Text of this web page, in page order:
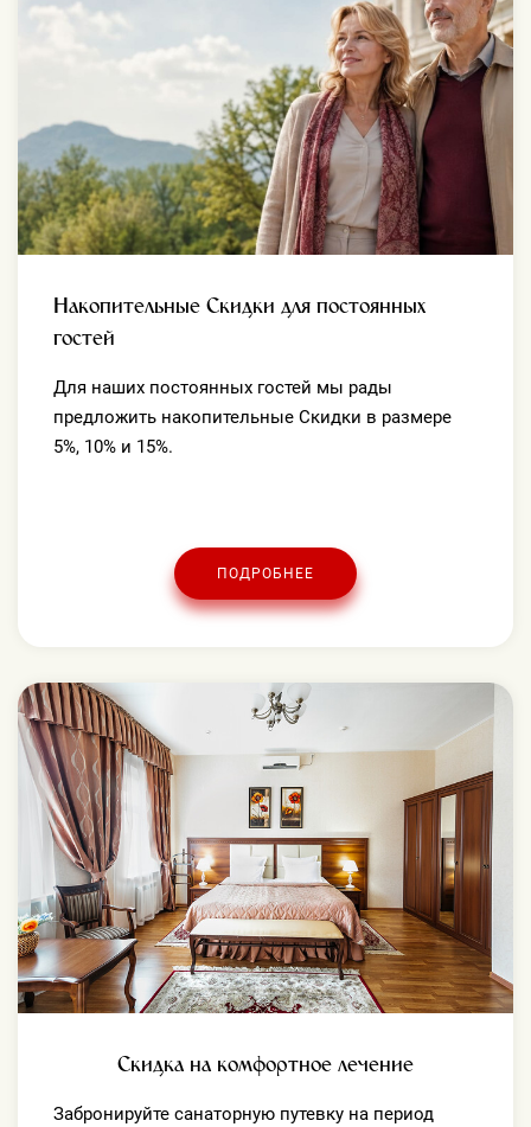
Накопительные Скидки для постоянных
гостей
Для наших постоянных гостей мы рады
предложить накопительные Скидки в размере
5%, 10% и 15%.
ПОДРОБНЕЕ
Скидка на комфортное лечение
Забронируйте санаторную путевку на период